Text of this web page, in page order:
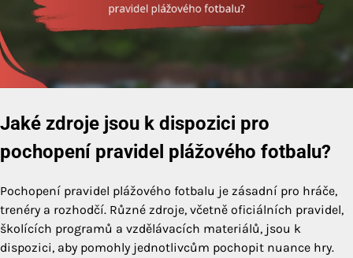
Jaké zdroje jsou k dispozici pro
pochopení pravidel plážového fotbalu?
Pochopení pravidel plážového fotbalu je zásadní pro hráče,
trenéry a rozhodčí. Různé zdroje, včetně oficiálních pravidel,
školících programů a vzdělávacích materiálů, jsou k
dispozici, aby pomohly jednotlivcům pochopit nuance hry.